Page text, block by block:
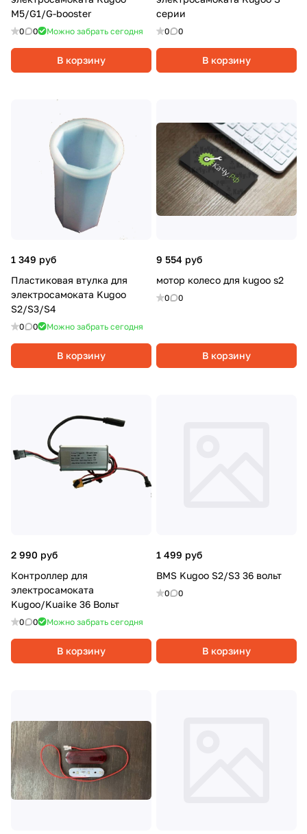
M5/G1/G-booster
0 0 Можно забрать сегодня
В корзину
серии
0 0
В корзину
1 349 руб
Пластиковая втулка для
электросамоката Kugoo
S2/S3/S4
0 0 Можно забрать сегодня
В корзину
9 554 руб
мотор колесо для kugoo s2
0 0
В корзину
2 990 руб
Контроллер для
электросамоката
Kugoo/Kuaike 36 Вольт
0 0 Можно забрать сегодня
В корзину
1 499 руб
BMS Kugoo S2/S3 36 вольт
0 0
В корзину